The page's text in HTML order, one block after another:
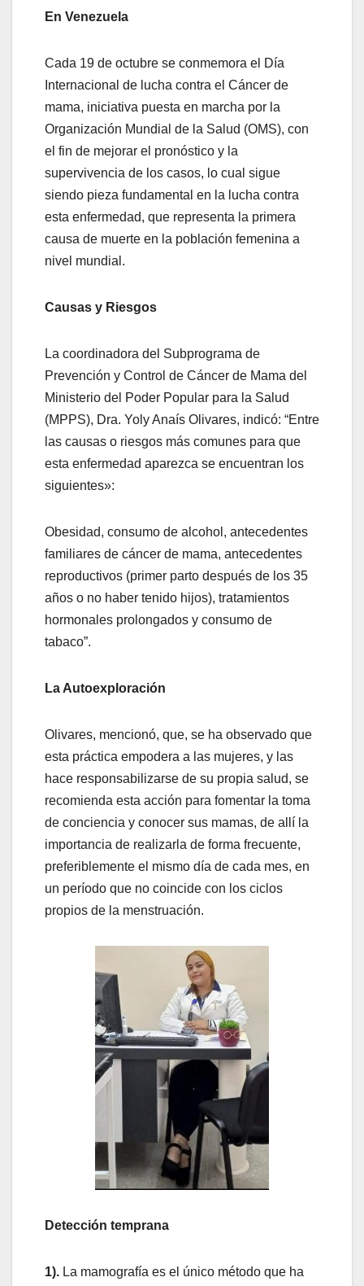
En Venezuela
Cada 19 de octubre se conmemora el Día
Internacional de lucha contra el Cáncer de
mama, iniciativa puesta en marcha por la
Organización Mundial de la Salud (OMS), con
el fin de mejorar el pronóstico y la
supervivencia de los casos, lo cual sigue
siendo pieza fundamental en la lucha contra
esta enfermedad, que representa la primera
causa de muerte en la población femenina a
nivel mundial.
Causas y Riesgos
La coordinadora del Subprograma de
Prevención y Control de Cáncer de Mama del
Ministerio del Poder Popular para la Salud
(MPPS), Dra. Yoly Anaís Olivares, indicó: “Entre
las causas o riesgos más comunes para que
esta enfermedad aparezca se encuentran los
siguientes»:
Obesidad, consumo de alcohol, antecedentes
familiares de cáncer de mama, antecedentes
reproductivos (primer parto después de los 35
años o no haber tenido hijos), tratamientos
hormonales prolongados y consumo de
tabaco”.
La Autoexploración
Olivares, mencionó, que, se ha observado que
esta práctica empodera a las mujeres, y las
hace responsabilizarse de su propia salud, se
recomienda esta acción para fomentar la toma
de conciencia y conocer sus mamas, de allí la
importancia de realizarla de forma frecuente,
preferiblemente el mismo día de cada mes, en
un período que no coincide con los ciclos
propios de la menstruación.
Detección temprana
1). La mamografía es el único método que ha